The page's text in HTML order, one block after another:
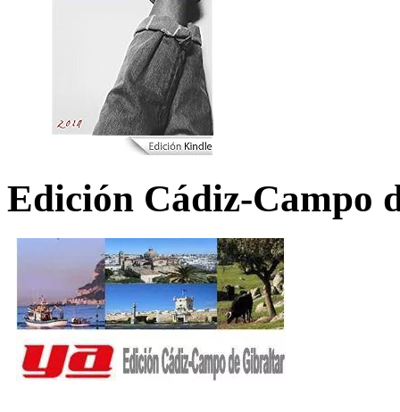
Edición Cádiz-Campo